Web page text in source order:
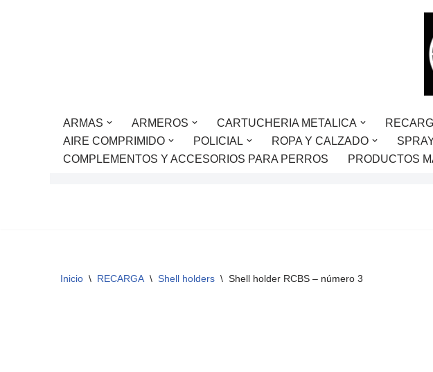
ARMAS ARMEROS CARTUCHERIA METALICA
AIRE COMPRIMIDO
POLICIAL ROPA Y CALZADO
COMPLEMENTOS Y ACCESORIOS PARA PERROS
PRODUCTOS
Inicio \ RECARGA \ Shell holders \ Shell holder RCBS – número 3